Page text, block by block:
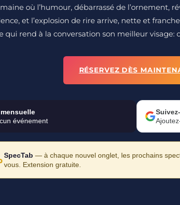
où l’humour, débarrassé de l’ornement,
et l’explosion de rire arrive, nette et
qui rend à la conversation son meilleur visage:
RÉSERVEZ DÈS
événement
SpecTab — à chaque nouvel onglet, les prochains
vous. Extension gratuite.